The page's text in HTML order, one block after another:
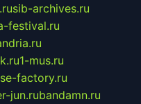
sib-archives.ru
festival.ru
1-mus.ru
factory.ru
jun.rubandamn.ru